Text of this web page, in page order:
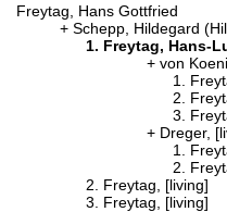
Freytag, Hans Gottfried
Schepp, Hildegard
Freytag, Hans-
von
Dreger,
Freytag, [living]
Freytag, [living]